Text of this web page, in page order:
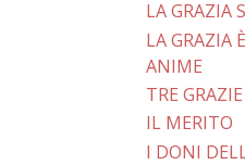
LA GRAZIA
LA GRAZIA
ANIME
TRE GRAZIE
IL MERITO
I DONI